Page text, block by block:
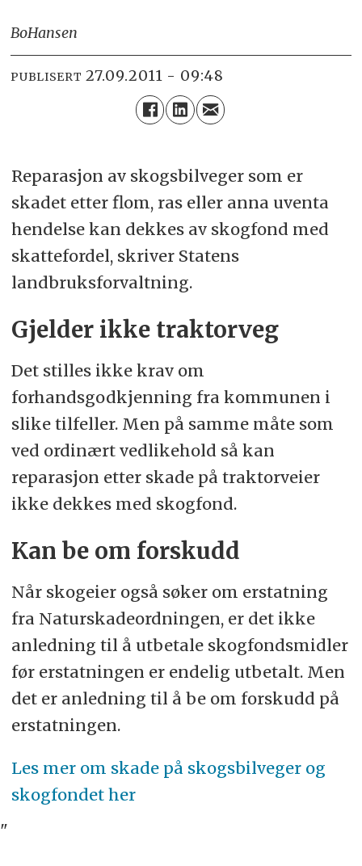
BoHansen
PUBLISERT 27.09.2011 - 09:48
Reparasjon av skogsbilveger som er
skadet etter flom, ras eller anna uventa
hendelse kan dekkes av skogfond med
skattefordel, skriver Statens
landbruksforvaltning.
Gjelder ikke traktorveg
Det stilles ikke krav om
forhandsgodkjenning fra kommunen i
slike tilfeller. Men på samme måte som
ved ordinært vedlikehold så kan
reparasjon etter skade på traktorveier
ikke dekkes med skogfond.
Kan be om forskudd
Når skogeier også søker om erstatning
fra Naturskadeordningen, er det ikke
anledning til å utbetale skogfondsmidler
før erstatningen er endelig utbetalt. Men
det er anledning til å be om forskudd på
erstatningen.
Les mer om skade på skogsbilveger og
skogfondet her
"